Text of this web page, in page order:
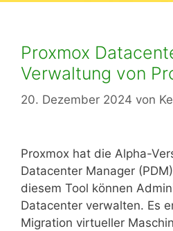
Proxmox
Verwaltung von
20. Dezember 2024 von
Proxmox hat die Alpha-
Datacenter Manager
diesem Tool können
Datacenter verwalten. Es
Migration virtueller